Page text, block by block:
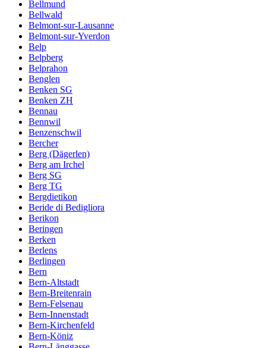
Bellmund
Bellwald
Belmont-sur-Lausanne
Belmont-sur-Yverdon
Belp
Belpberg
Belprahon
Benglen
Benken SG
Benken ZH
Bennau
Bennwil
Benzenschwil
Bercher
Berg (Dägerlen)
Berg am Irchel
Berg SG
Berg TG
Bergdietikon
Beride di Bedigliora
Berikon
Beringen
Berken
Berlens
Berlingen
Bern
Bern-Altstadt
Bern-Breitenrain
Bern-Felsenau
Bern-Innenstadt
Bern-Kirchenfeld
Bern-Köniz